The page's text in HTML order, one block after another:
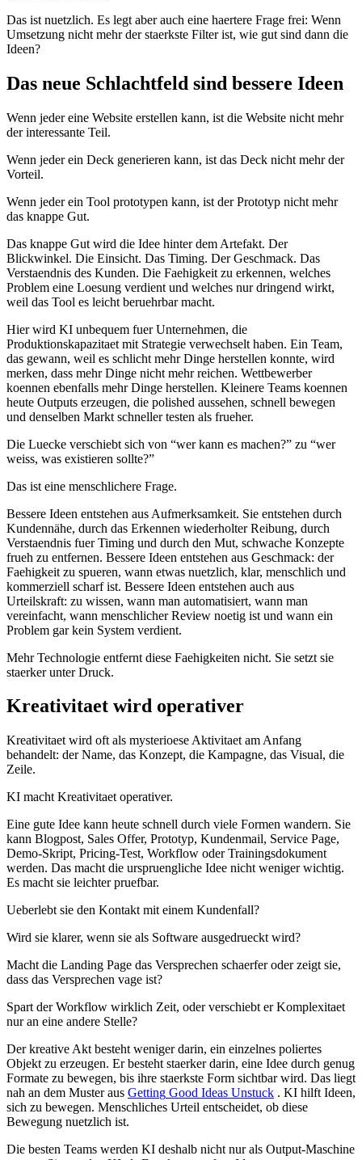
Das ist nuetzlich. Es legt aber auch eine haertere Frage frei: Wenn
Umsetzung nicht mehr der staerkste Filter ist, wie gut sind dann die
Ideen?
Das neue Schlachtfeld sind bessere Ideen
Wenn jeder eine Website erstellen kann, ist die Website nicht mehr
der interessante Teil.
Wenn jeder ein Deck generieren kann, ist das Deck nicht mehr der
Vorteil.
Wenn jeder ein Tool prototypen kann, ist der Prototyp nicht mehr
das knappe Gut.
Das knappe Gut wird die Idee hinter dem Artefakt. Der
Blickwinkel. Die Einsicht. Das Timing. Der Geschmack. Das
Verstaendnis des Kunden. Die Faehigkeit zu erkennen, welches
Problem eine Loesung verdient und welches nur dringend wirkt,
weil das Tool es leicht beruehrbar macht.
Hier wird KI unbequem fuer Unternehmen, die
Produktionskapazitaet mit Strategie verwechselt haben. Ein Team,
das gewann, weil es schlicht mehr Dinge herstellen konnte, wird
merken, dass mehr Dinge nicht mehr reichen. Wettbewerber
koennen ebenfalls mehr Dinge herstellen. Kleinere Teams koennen
heute Outputs erzeugen, die polished aussehen, schnell bewegen
und denselben Markt schneller testen als frueher.
Die Luecke verschiebt sich von “wer kann es machen?” zu “wer
weiss, was existieren sollte?”
Das ist eine menschlichere Frage.
Bessere Ideen entstehen aus Aufmerksamkeit. Sie entstehen durch
Kundennähe, durch das Erkennen wiederholter Reibung, durch
Verstaendnis fuer Timing und durch den Mut, schwache Konzepte
frueh zu entfernen. Bessere Ideen entstehen aus Geschmack: der
Faehigkeit zu spueren, wann etwas nuetzlich, klar, menschlich und
kommerziell scharf ist. Bessere Ideen entstehen auch aus
Urteilskraft: zu wissen, wann man automatisiert, wann man
vereinfacht, wann menschlicher Review noetig ist und wann ein
Problem gar kein System verdient.
Mehr Technologie entfernt diese Faehigkeiten nicht. Sie setzt sie
staerker unter Druck.
Kreativitaet wird operativer
Kreativitaet wird oft als mysterioese Aktivitaet am Anfang
behandelt: der Name, das Konzept, die Kampagne, das Visual, die
Zeile.
KI macht Kreativitaet operativer.
Eine gute Idee kann heute schnell durch viele Formen wandern. Sie
kann Blogpost, Sales Offer, Prototyp, Kundenmail, Service Page,
Demo-Skript, Pricing-Test, Workflow oder Trainingsdokument
werden. Das macht die urspruengliche Idee nicht weniger wichtig.
Es macht sie leichter pruefbar.
Ueberlebt sie den Kontakt mit einem Kundenfall?
Wird sie klarer, wenn sie als Software ausgedrueckt wird?
Macht die Landing Page das Versprechen schaerfer oder zeigt sie,
dass das Versprechen vage ist?
Spart der Workflow wirklich Zeit, oder verschiebt er Komplexitaet
nur an eine andere Stelle?
Der kreative Akt besteht weniger darin, ein einzelnes poliertes
Objekt zu erzeugen. Er besteht staerker darin, eine Idee durch genug
Formate zu bewegen, bis ihre staerkste Form sichtbar wird. Das liegt
nah an dem Muster aus Getting Good Ideas Unstuck . KI hilft Ideen,
sich zu bewegen. Menschliches Urteil entscheidet, ob diese
Bewegung nuetzlich ist.
Die besten Teams werden KI deshalb nicht nur als Output-Maschine